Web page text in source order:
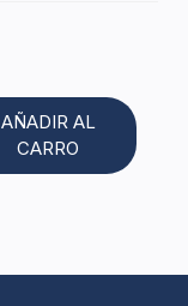
AÑADIR AL
CARRO